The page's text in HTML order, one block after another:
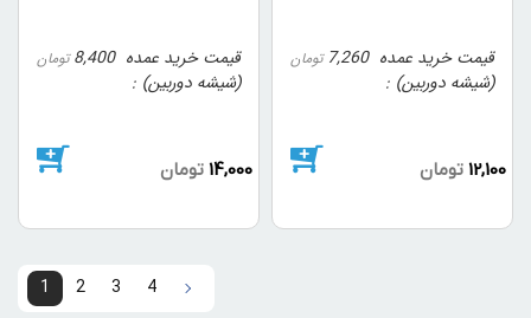
قیمت خرید عمده
(شیشه دوربین)
7,260 تومان
12,100 تومان
قیمت خرید عمده
(شیشه دوربین)
8,400 تومان
14,000 تومان
1 2 3
4